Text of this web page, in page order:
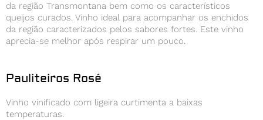
da região Transmontana bem como os característicos
queijos curados. Vinho ideal para acompanhar os enchidos
da região caracterizados pelos sabores fortes. Este vinho
aprecia-se melhor após respirar um pouco.
Pauliteiros Rosé
Vinho vinificado com ligeira curtimenta a baixas
temperaturas.